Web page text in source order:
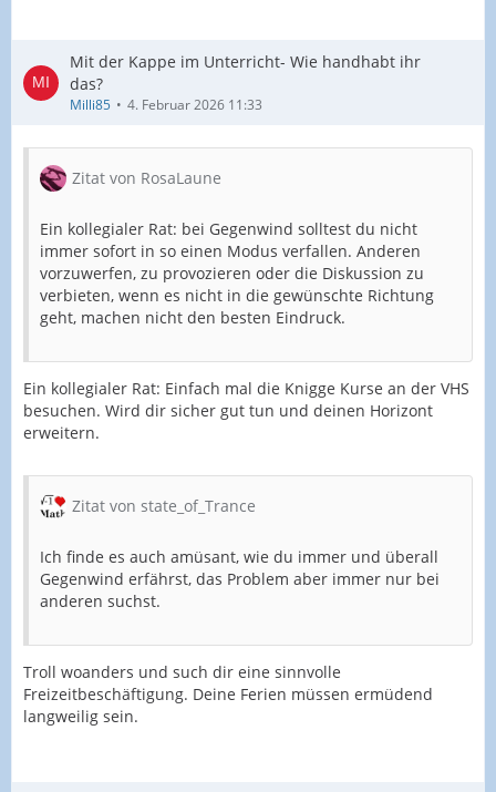
Mit der Kappe im Unterricht- Wie handhabt ihr
das?
Milli85 4. Februar 2026 11:33
Zitat von RosaLaune
Ein kollegialer Rat: bei Gegenwind solltest du nicht
immer sofort in so einen Modus verfallen. Anderen
vorzuwerfen, zu provozieren oder die Diskussion zu
verbieten, wenn es nicht in die gewünschte Richtung
geht, machen nicht den besten Eindruck.
Ein kollegialer Rat: Einfach mal die Knigge Kurse an der VHS
besuchen. Wird dir sicher gut tun und deinen Horizont
erweitern.
Zitat von state_of_Trance
Ich finde es auch amüsant, wie du immer und überall
Gegenwind erfährst, das Problem aber immer nur bei
anderen suchst.
Troll woanders und such dir eine sinnvolle
Freizeitbeschäftigung. Deine Ferien müssen ermüdend
langweilig sein.